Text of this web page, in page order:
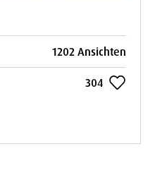
1202 Ansichten
304